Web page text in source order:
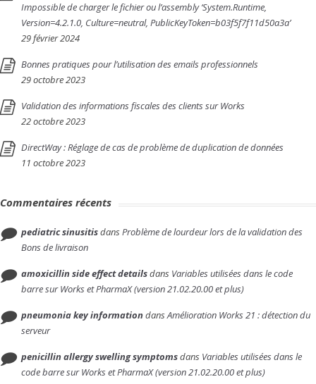
Impossible de charger le fichier ou l’assembly ‘System.Runtime,
Version=4.2.1.0, Culture=neutral, PublicKeyToken=b03f5f7f11d50a3a’
29 février 2024
Bonnes pratiques pour l’utilisation des emails professionnels
29 octobre 2023
Validation des informations fiscales des clients sur Works
22 octobre 2023
DirectWay : Réglage de cas de problème de duplication de données
11 octobre 2023
Commentaires récents
pediatric sinusitisdansProblème de lourdeur lors de la validation des
Bons de livraison
amoxicillin side effect detailsdans Variables utilisées dans le code
barre sur Works et PharmaX (version 21.02.20.00 et plus)
pneumonia key informationdansAmélioration Works 21 : détection du
serveur
penicillin allergy swelling symptomsdans Variables utilisées dans le
code barre sur Works et PharmaX (version 21.02.20.00 et plus)